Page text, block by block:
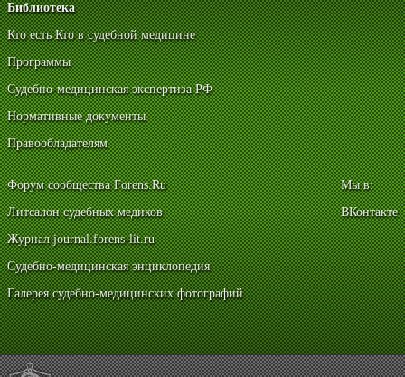
Библиотека
Кто есть Кто в судебной медицине
Программы
Судебно-медицинская экспертиза РФ
Нормативные документы
Правообладателям
Форум сообщества Forens.Ru
Литсалон судебных медиков
Журнал journal.forens-lit.ru
Судебно-медицинская энциклопедия
Галерея судебно-медицинских фотографий
Мы в:
ВКонтакте